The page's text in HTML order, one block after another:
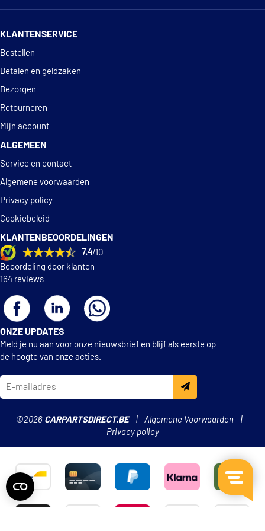
Magneti Marelli
714098290332
TYC 11-0211-01-2
TYC 11-0211-11-2
KLANTENSERVICE
Bestellen
Betalen en geldzaken
Bezorgen
Retourneren
Mijn account
ALGEMEEN
Service en contact
Algemene voorwaarden
Privacy policy
Cookiebeleid
KLANTENBEOORDELINGEN
7.4/10
Beoordeling door klanten
164 reviews
ONZE UPDATES
Meld je nu aan voor onze nieuwsbrief en blijf als eerste op
de hoogte van onze acties.
©2026 CARPARTSDIRECT.BE
Algemene Voorwaarden
Privacy policy